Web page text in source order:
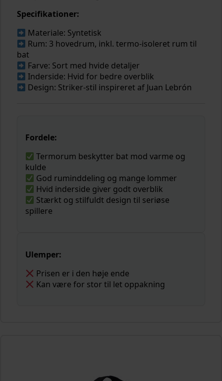
Specifikationer:
Materiale: Syntetisk
Rum: 3 hovedrum, inkl. termo-isoleret rum til
bat
Farve: Sort med hvide detaljer
Inderside: Hvid for bedre overblik
Design: Striker-stil inspireret af Juan Lebrón
Fordele:
Termorum beskytter bat mod varme og
kulde
God ruminddeling og mange lommer
Hvid inderside giver godt overblik
Stærkt og stilfuldt design til seriøse
spillere
Ulemper:
Prisen er i den høje ende
Kan være for stor til let oppakning